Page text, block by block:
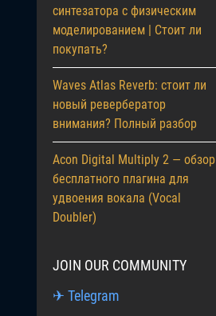
синтезатора с физическим
моделированием | Стоит ли
покупать?
Waves Atlas Reverb: стоит ли
новый ревербератор
внимания? Полный разбор
Acon Digital Multiply 2 — обзор
бесплатного плагина для
удвоения вокала (Vocal
Doubler)
JOIN OUR COMMUNITY
✈ Telegram